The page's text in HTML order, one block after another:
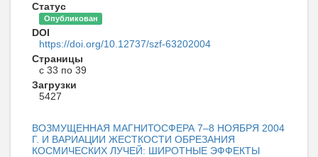
Статус
Опубликован
DOI
https://doi.org/10.12737/szf-63202004
Страницы
с 33 по 39
Загрузки
5427
ВОЗМУЩЕННАЯ МАГНИТОСФЕРА 7–8 НОЯБРЯ 2004
Г. И ВАРИАЦИИ ЖЕСТКОСТИ ОБРЕЗАНИЯ
КОСМИЧЕСКИХ ЛУЧЕЙ: ШИРОТНЫЕ ЭФФЕКТЫ